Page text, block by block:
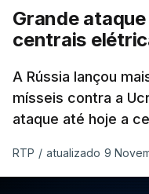
Grande
centrais
A Rússia lançou
mísseis contra a
ataque até hoje a
RTP / atualizado 9